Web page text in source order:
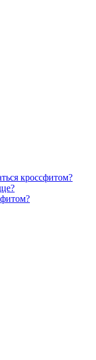
кроссфитом?